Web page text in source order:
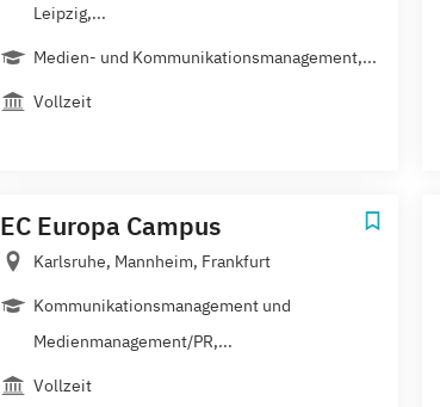
Leipzig,...
Medien- und Kommunikationsmanagement,...
Vollzeit
EC Europa Campus
Karlsruhe, Mannheim, Frankfurt
Kommunikationsmanagement und
Medienmanagement/PR,...
Vollzeit